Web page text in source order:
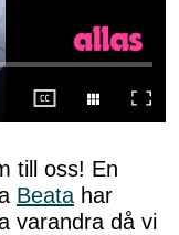
till oss! En
Beata har
varandra då vi